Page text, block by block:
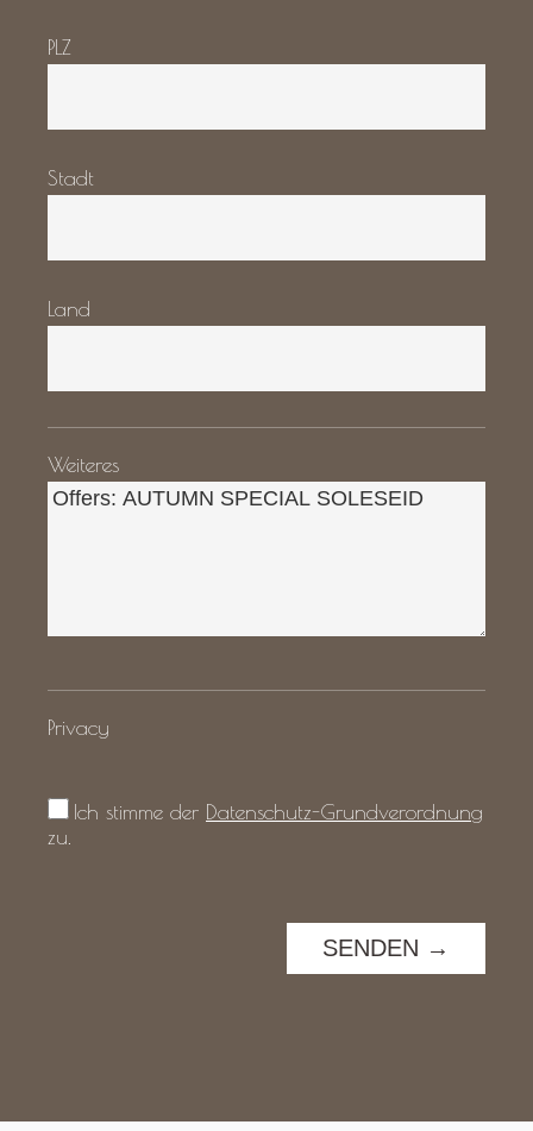
PLZ
Stadt
Land
Weiteres
Privacy
Ich stimme der Datenschutz-Grundverordnung
zu.